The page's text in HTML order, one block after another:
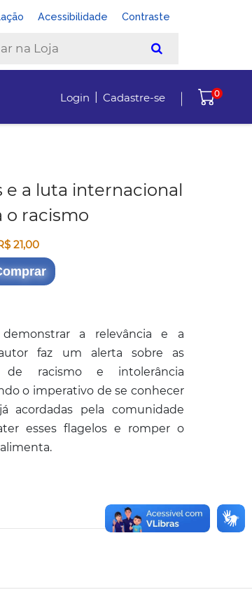
Acessibilidade Contraste
Login Cadastre-se 0
e a luta internacional
o racismo
21,00
a relevância e a
faz um alerta sobre as
de racismo e intolerância
o imperativo de se conhecer
acordadas pela comunidade
esses flagelos e romper o